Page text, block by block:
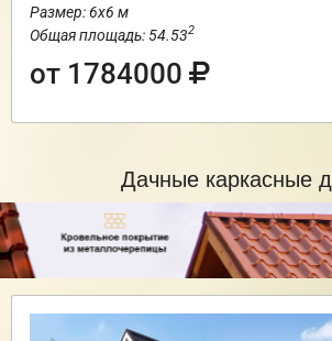
Размер: 6х6 м
Общая площадь: 54.532
от 1784000
Дачные каркасные